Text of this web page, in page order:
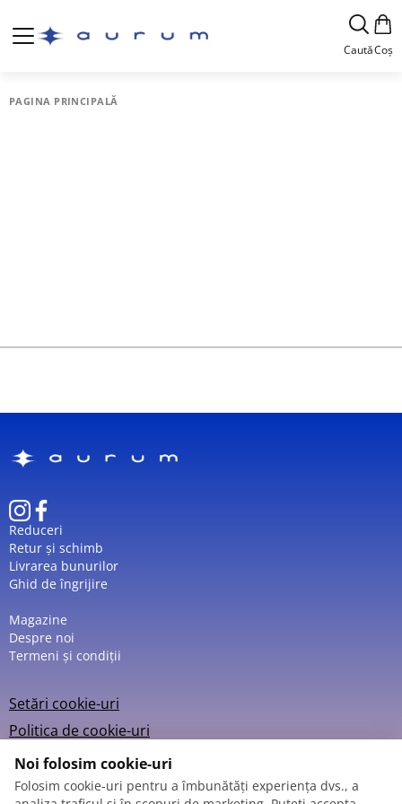
CautăCoș
PAGINA PRINCIPALĂ
Reduceri
Retur și schimb
Livrarea bunurilor
Ghid de îngrijire
Magazine
Despre noi
Termeni și condiții
Setări cookie-uri
Politica de cookie-uri
Noi folosim cookie-uri
Folosim cookie-uri pentru a îmbunătăți experiența dvs., a